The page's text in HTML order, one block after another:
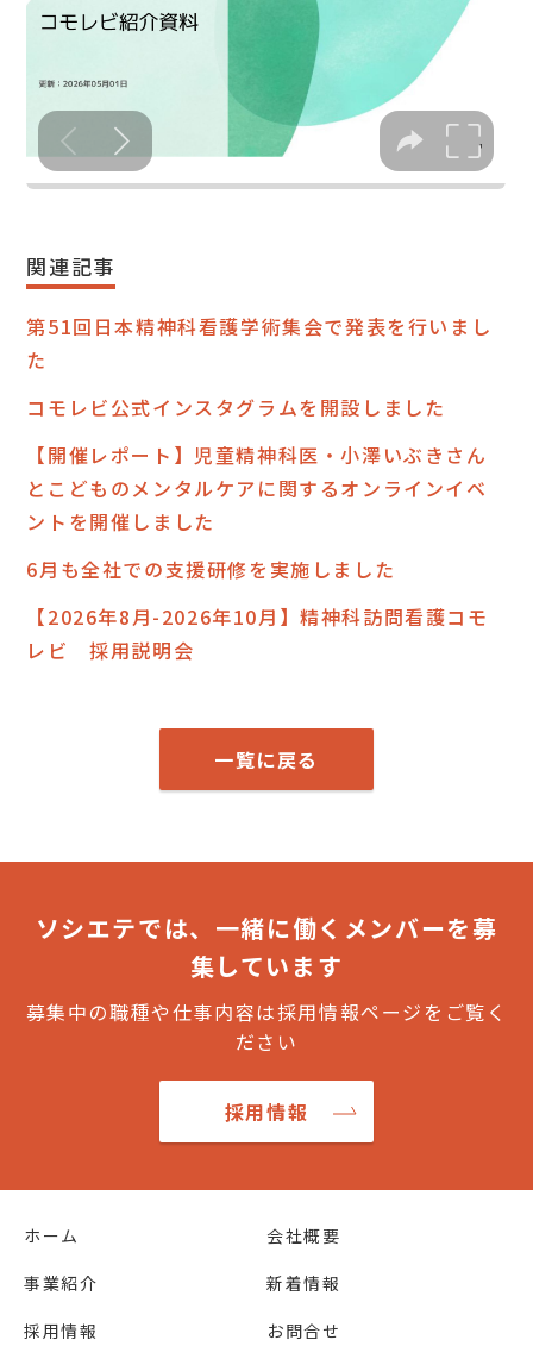
関連記事
第51回日本精神科看護学術集会で発表を行いまし
た
コモレビ公式インスタグラムを開設しました
【開催レポート】児童精神科医・小澤いぶきさん
とこどものメンタルケアに関するオンラインイベ
ントを開催しました
6月も全社での支援研修を実施しました
【2026年8月-2026年10月】精神科訪問看護コモ
レビ 採用説明会
一覧に戻る
ソシエテでは、一緒に働くメンバーを募
集しています
募集中の職種や仕事内容は採用情報ページをご覧く
ださい
採用情報
ホーム
会社概要
事業紹介
新着情報
採用情報
お問合せ